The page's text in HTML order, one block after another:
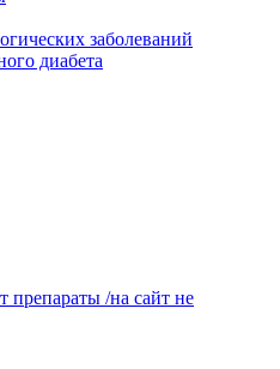
заболеваний
диабета
/на сайт не